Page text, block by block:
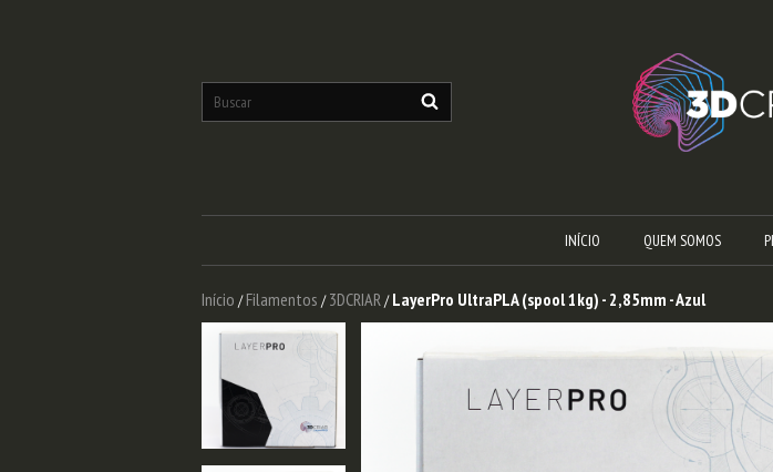
INÍCIO QUEM SOMOS
Início / Filamentos / 3DCRIAR/ LayerPro UltraPLA (spool 1kg) - 2,85mm - Azul